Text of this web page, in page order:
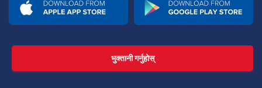
भुक्तानी गर्नुहोस्